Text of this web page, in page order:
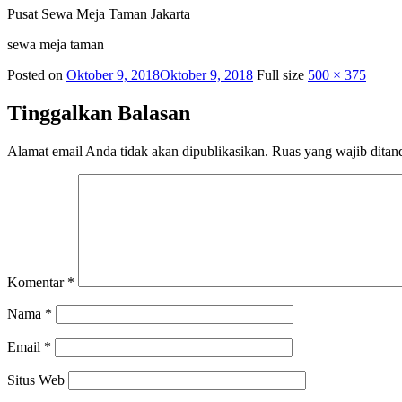
Pusat Sewa Meja Taman Jakarta
sewa meja taman
Posted on Oktober 9, 2018Oktober 9, 2018 Full size 500 × 375
Tinggalkan Balasan
Alamat email Anda tidak akan dipublikasikan. Ruas yang wajib
Komentar *
Nama *
Email *
Situs Web